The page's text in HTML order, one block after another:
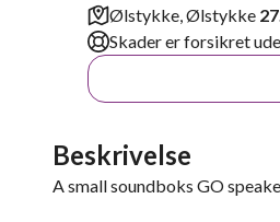
Ølstykke, Ølstykke
Skader er forsikret
Beskrivelse
A small soundboks GO